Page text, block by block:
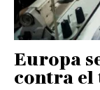
Europa
contra